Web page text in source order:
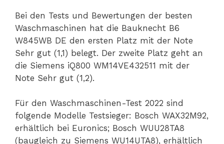
Bei den Tests und Bewertungen der besten
Waschmaschinen hat die Bauknecht B6
W845WB DE den ersten Platz mit der Note
Sehr gut (1,1) belegt. Der zweite Platz geht an
die Siemens iQ800 WM14VE432511 mit der
Note Sehr gut (1,2).
Für den Waschmaschinen-Test 2022 sind
folgende Modelle Testsieger: Bosch WAX32M92,
erhältlich bei Euronics; Bosch WUU28TA8
(baugleich zu Siemens WU14UTA8), erhältlich